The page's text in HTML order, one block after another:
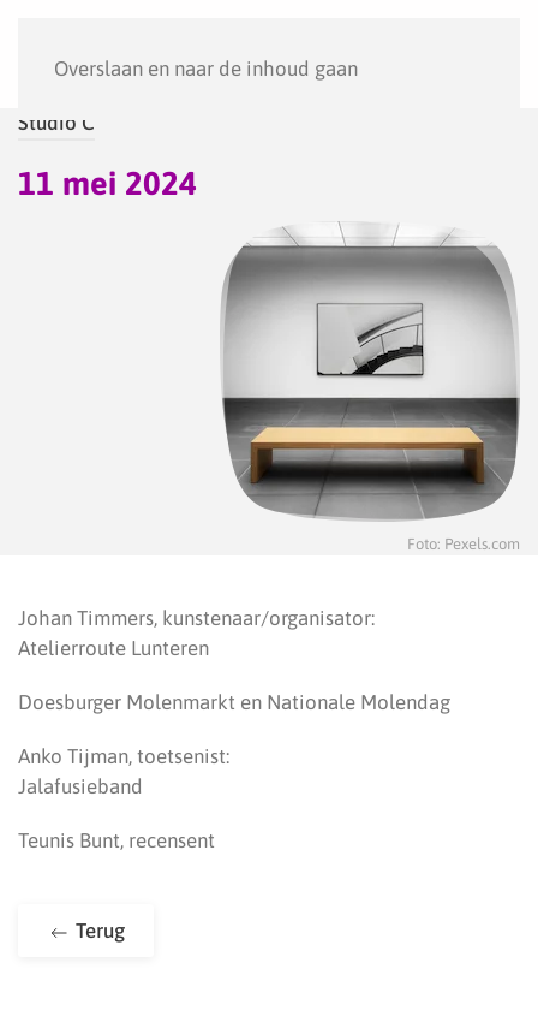
Overslaan en naar de inhoud gaan
Studio C
11 mei 2024
Foto: Pexels.com
Johan Timmers, kunstenaar/organisator:
Atelierroute Lunteren
Doesburger Molenmarkt en Nationale Molendag
Anko Tijman, toetsenist:
Jalafusieband
Teunis Bunt, recensent
Terug